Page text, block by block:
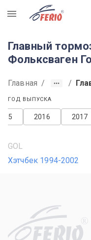
R
Главный
Фольксваген
Главная / /
ГОД ВЫПУСКА
2017
2016
GOL
Хэтчбек 1994-2002
R